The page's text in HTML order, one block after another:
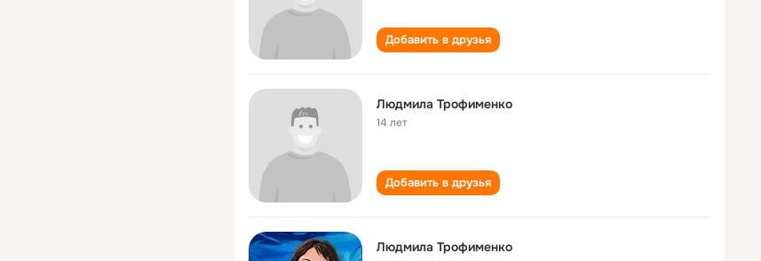
Добавить в друзья
Людмила Трофименко
14 лет
Добавить в друзья
Людмила Трофименко